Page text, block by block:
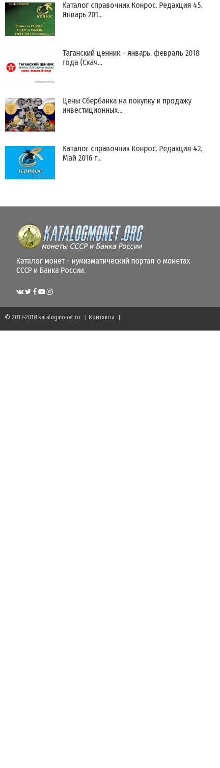
Каталог справочник Конрос. Редакция 45.
Январь 201...
Таганский ценник - январь, февраль 2018
года (Скач...
Цены Сбербанка на покупку и продажу
инвестиционных...
Каталог справочник Конрос. Редакция 42.
Май 2016 г...
Каталог монет - нумизматический портал о монетах
СССР и Банка России.
© 2017-2018 katalogmonet.ru | Контакты |